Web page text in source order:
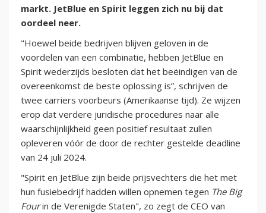
markt. JetBlue en Spirit leggen zich nu bij dat
oordeel neer.
"Hoewel beide bedrijven blijven geloven in de
voordelen van een combinatie, hebben JetBlue en
Spirit wederzijds besloten dat het beëindigen van de
overeenkomst de beste oplossing is”, schrijven de
twee carriers voorbeurs (Amerikaanse tijd). Ze wijzen
erop dat verdere juridische procedures naar alle
waarschijnlijkheid geen positief resultaat zullen
opleveren vóór de door de rechter gestelde deadline
van 24 juli 2024.
"Spirit en JetBlue zijn beide prijsvechters die het met
hun fusiebedrijf hadden willen opnemen tegen The Big
Fourin de Verenigde Staten", zo zegt de CEO van